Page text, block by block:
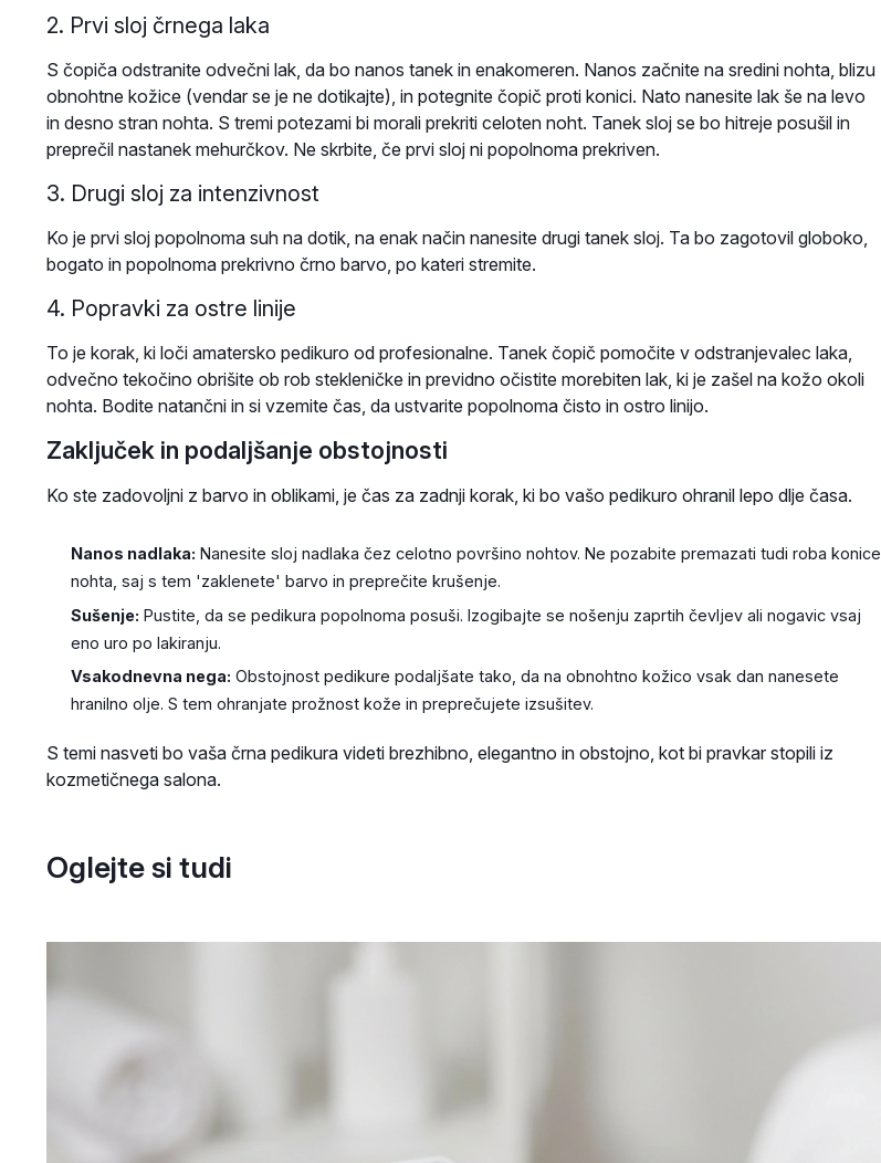
2. Prvi sloj črnega laka
S čopiča odstranite odvečni lak, da bo nanos tanek in enakomeren. Nanos začnite na sredini nohta, blizu
obnohtne kožice (vendar se je ne dotikajte), in potegnite čopič proti konici. Nato nanesite lak še na levo
in desno stran nohta. S tremi potezami bi morali prekriti celoten noht. Tanek sloj se bo hitreje posušil in
preprečil nastanek mehurčkov. Ne skrbite, če prvi sloj ni popolnoma prekriven.
3. Drugi sloj za intenzivnost
Ko je prvi sloj popolnoma suh na dotik, na enak način nanesite drugi tanek sloj. Ta bo zagotovil globoko,
bogato in popolnoma prekrivno črno barvo, po kateri stremite.
4. Popravki za ostre linije
To je korak, ki loči amatersko pedikuro od profesionalne. Tanek čopič pomočite v odstranjevalec laka,
odvečno tekočino obrišite ob rob stekleničke in previdno očistite morebiten lak, ki je zašel na kožo okoli
nohta. Bodite natančni in si vzemite čas, da ustvarite popolnoma čisto in ostro linijo.
Zaključek in podaljšanje obstojnosti
Ko ste zadovoljni z barvo in oblikami, je čas za zadnji korak, ki bo vašo pedikuro ohranil lepo dlje časa.
Nanos nadlaka: Nanesite sloj nadlaka čez celotno površino nohtov. Ne pozabite premazati tudi roba konice
nohta, saj s tem 'zaklenete' barvo in preprečite krušenje.
Sušenje: Pustite, da se pedikura popolnoma posuši. Izogibajte se nošenju zaprtih čevljev ali nogavic vsaj
eno uro po lakiranju.
Vsakodnevna nega: Obstojnost pedikure podaljšate tako, da na obnohtno kožico vsak dan nanesete
hranilno olje. S tem ohranjate prožnost kože in preprečujete izsušitev.
S temi nasveti bo vaša črna pedikura videti brezhibno, elegantno in obstojno, kot bi pravkar stopili iz
kozmetičnega salona.
Oglejte si tudi